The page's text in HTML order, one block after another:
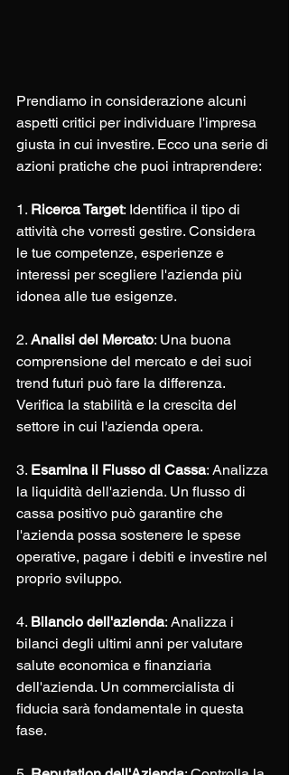
Prendiamo in considerazione alcuni
aspetti critici per individuare l'impresa
giusta in cui investire. Ecco una serie di
azioni pratiche che puoi intraprendere:
1. Ricerca Target: Identifica il tipo di
attività che vorresti gestire. Considera
le tue competenze, esperienze e
interessi per scegliere l'azienda più
idonea alle tue esigenze.
2. Analisi del Mercato: Una buona
comprensione del mercato e dei suoi
trend futuri può fare la differenza.
Verifica la stabilità e la crescita del
settore in cui l'azienda opera.
3. Esamina il Flusso di Cassa: Analizza
la liquidità dell'azienda. Un flusso di
cassa positivo può garantire che
l'azienda possa sostenere le spese
operative, pagare i debiti e investire nel
proprio sviluppo.
4. Bilancio dell'azienda: Analizza i
bilanci degli ultimi anni per valutare
salute economica e finanziaria
dell'azienda. Un commercialista di
fiducia sarà fondamentale in questa
fase.